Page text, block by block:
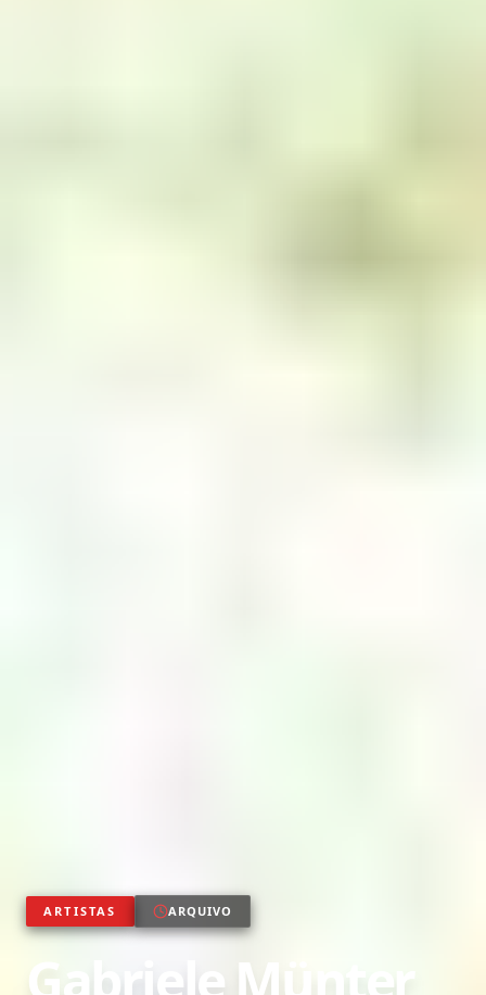
ARTISTAS ARQUIVO
Gabriele Münter